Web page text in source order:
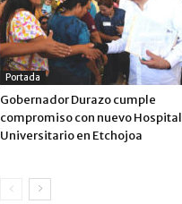
Portada
Gobernador Durazo cumple
compromiso con nuevo Hospital
Universitario en Etchojoa